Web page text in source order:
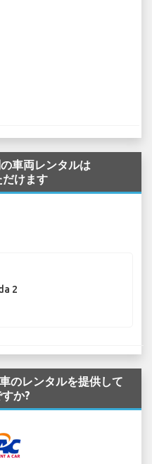
車両レンタルは
けます
2
のレンタルを提供して
か?